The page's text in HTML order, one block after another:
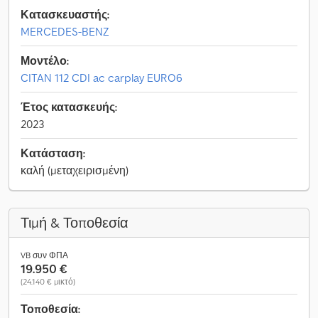
Κατασκευαστής:
MERCEDES-BENZ
Μοντέλο:
CITAN 112 CDI ac carplay EURO6
Έτος κατασκευής:
2023
Κατάσταση:
καλή (μεταχειρισμένη)
Τιμή & Τοποθεσία
VB συν ΦΠΑ
19.950 €
(24.140 € μικτό)
Τοποθεσία: